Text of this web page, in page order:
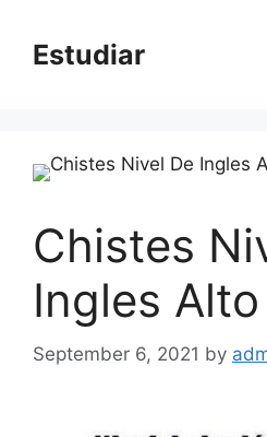
contentEstudiar
Chistes
Ingles Alto
September 6, 2021 by